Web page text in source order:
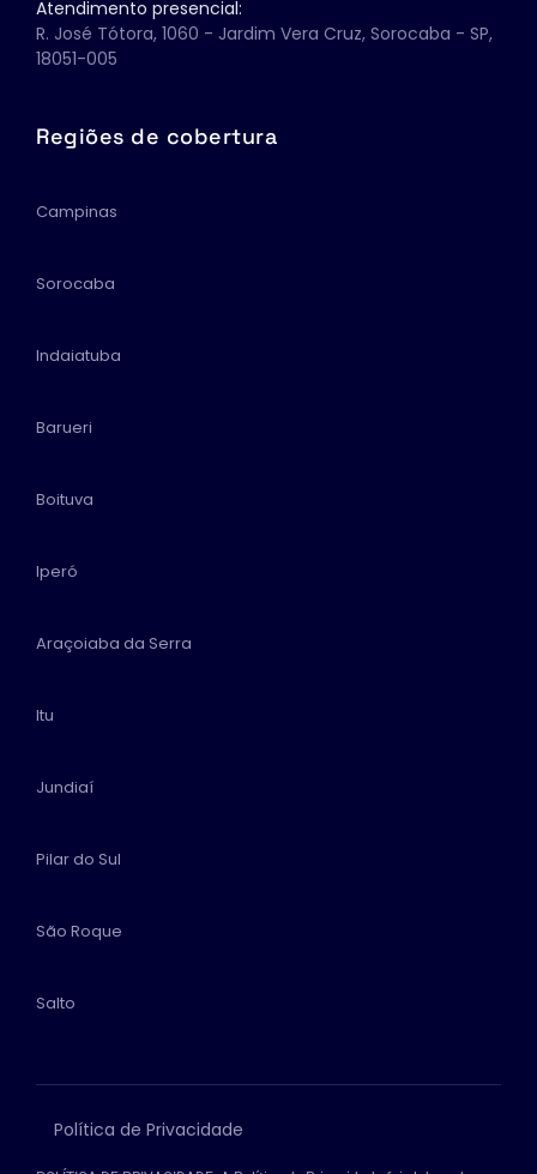
Atendimento presencial:
R. José Tótora, 1060 - Jardim Vera Cruz, Sorocaba - SP,
18051-005
Regiões de cobertura
Campinas
Sorocaba
Indaiatuba
Barueri
Boituva
Iperó
Araçoiaba da Serra
Itu
Jundiaí
Pilar do Sul
São Roque
Salto
Política de Privacidade